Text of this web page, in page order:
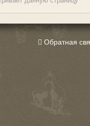
Обратная